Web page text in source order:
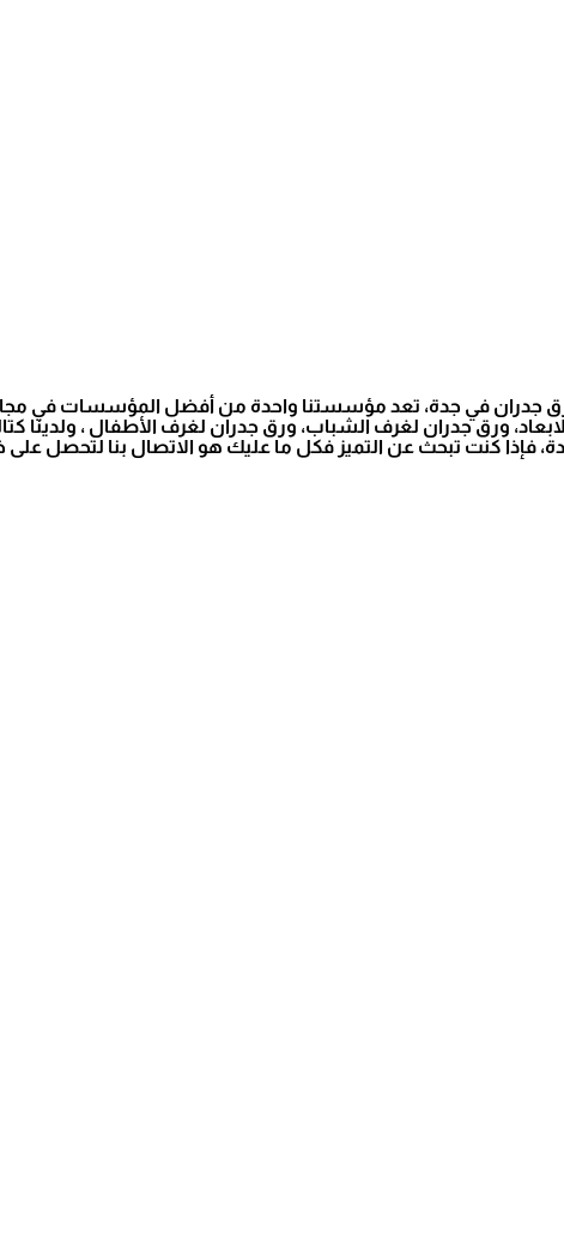
ورق جدران في جدة، تعد مؤسستنا واحدة من أفضل المؤسسات في
طبيعية، ورق جدران ثلاثي الابعاد، ورق جدران لغرف الشباب، ورق جدران لغرف
فإذا كنت تبحث عن التميز فكل ما عليك هو الاتصال بنا لتحصل